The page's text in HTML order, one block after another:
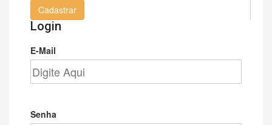
Cadastrar
Login
E-Mail
Senha